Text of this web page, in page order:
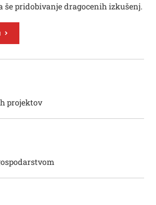
še pridobivanje dragocenih izkušenj.
projektov